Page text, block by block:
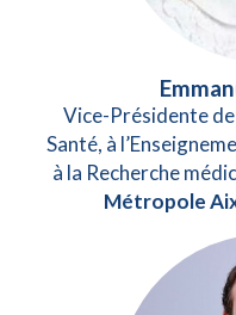
Vice-Présidente
Santé, à
à la Recherche
Métropole